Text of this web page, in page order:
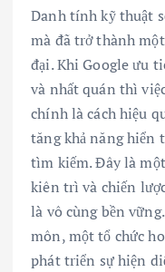
Danh tính kỹ thuật
mà đã trở thành
đại. Khi Google ưu
và nhất quán thì
chính là cách hiệu
tăng khả năng hiển
tìm kiếm. Đây là
kiên trì và chiến
là vô cùng bền
môn, một tổ chức
phát triển sự hiện